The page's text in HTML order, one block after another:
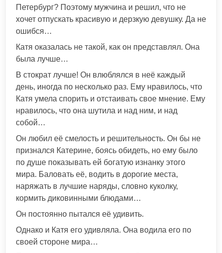
Петербург? Поэтому мужчина и решил, что не
хочет отпускать красивую и дерзкую девушку. Да не
ошибся…
Катя оказалась не такой, как он представлял. Она
была лучше…
В стократ лучше! Он влюблялся в неё каждый
день, иногда по несколько раз. Ему нравилось, что
Катя умела спорить и отстаивать свое мнение. Ему
нравилось, что она шутила и над ним, и над
собой…
Он любил её смелость и решительность. Он бы не
признался Катерине, боясь обидеть, но ему было
по душе показывать ей богатую изнанку этого
мира. Баловать её, водить в дорогие места,
наряжать в лучшие наряды, словно куколку,
кормить диковинными блюдами…
Он постоянно пытался её удивить.
Однако и Катя его удивляла. Она водила его по
своей стороне мира…